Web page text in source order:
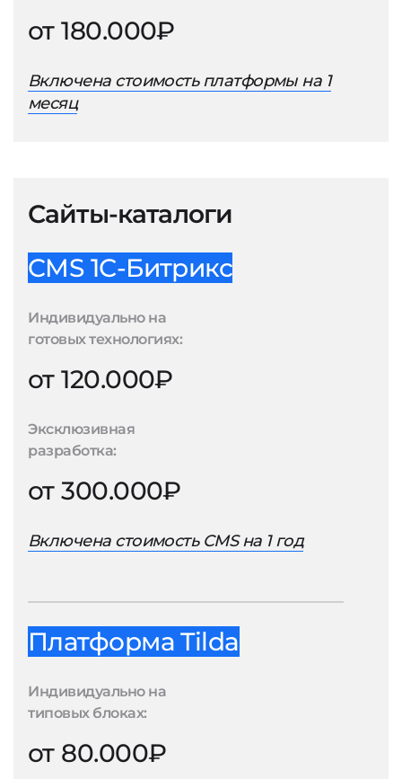
от 180.000₽
Включена стоимость платформы на 1
месяц
Сайты-каталоги
CMS 1С-Битрикс
Индивидуально на
готовых технологиях:
от 120.000₽
Эксклюзивная
разработка:
от 300.000₽
Включена стоимость CMS на 1 год
Платформа Tilda
Индивидуально на
типовых блоках:
от 80.000₽